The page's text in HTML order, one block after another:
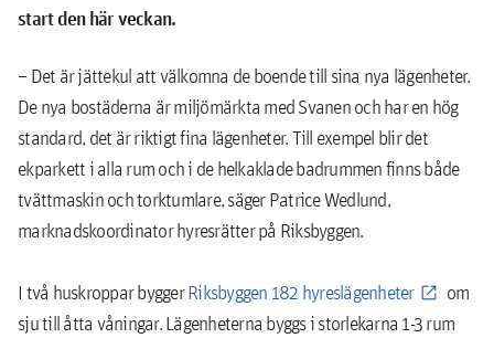
start den här veckan.
– Det är jättekul att välkomna de boende till sina nya lägenheter.
De nya bostäderna är miljömärkta med Svanen och har en hög
standard, det är riktigt fina lägenheter. Till exempel blir det
ekparkett i alla rum och i de helkaklade badrummen finns både
tvättmaskin och torktumlare, säger Patrice Wedlund,
marknadskoordinator hyresrätter på Riksbyggen.
I två huskroppar byggerRiksbyggen 182 hyreslägenheter
om
sju till åtta våningar. Lägenheterna byggs i storlekarna 1-3 rum